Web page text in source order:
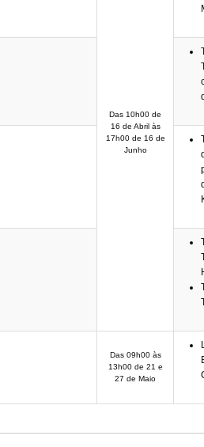
Das 10h00 de
16 de Abril às
17h00 de 16 de
Junho
Das 09h00 às
13h00 de 21 e
27 de Maio